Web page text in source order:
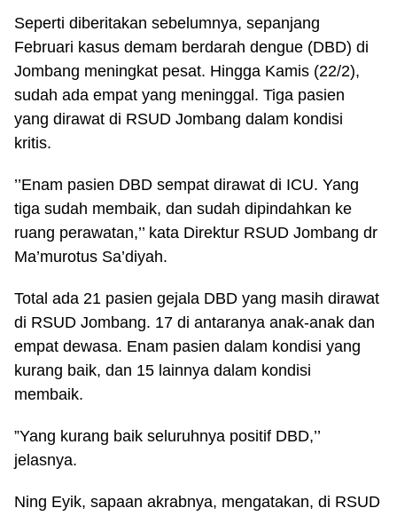
Seperti diberitakan sebelumnya, sepanjang
Februari kasus demam berdarah dengue (DBD) di
Jombang meningkat pesat. Hingga Kamis (22/2),
sudah ada empat yang meninggal. Tiga pasien
yang dirawat di RSUD Jombang dalam kondisi
kritis.
’’Enam pasien DBD sempat dirawat di ICU. Yang
tiga sudah membaik, dan sudah dipindahkan ke
ruang perawatan,’’ kata Direktur RSUD Jombang dr
Ma’murotus Sa’diyah.
Total ada 21 pasien gejala DBD yang masih dirawat
di RSUD Jombang. 17 di antaranya anak-anak dan
empat dewasa. Enam pasien dalam kondisi yang
kurang baik, dan 15 lainnya dalam kondisi
membaik.
”Yang kurang baik seluruhnya positif DBD,’’
jelasnya.
Ning Eyik, sapaan akrabnya, mengatakan, di RSUD